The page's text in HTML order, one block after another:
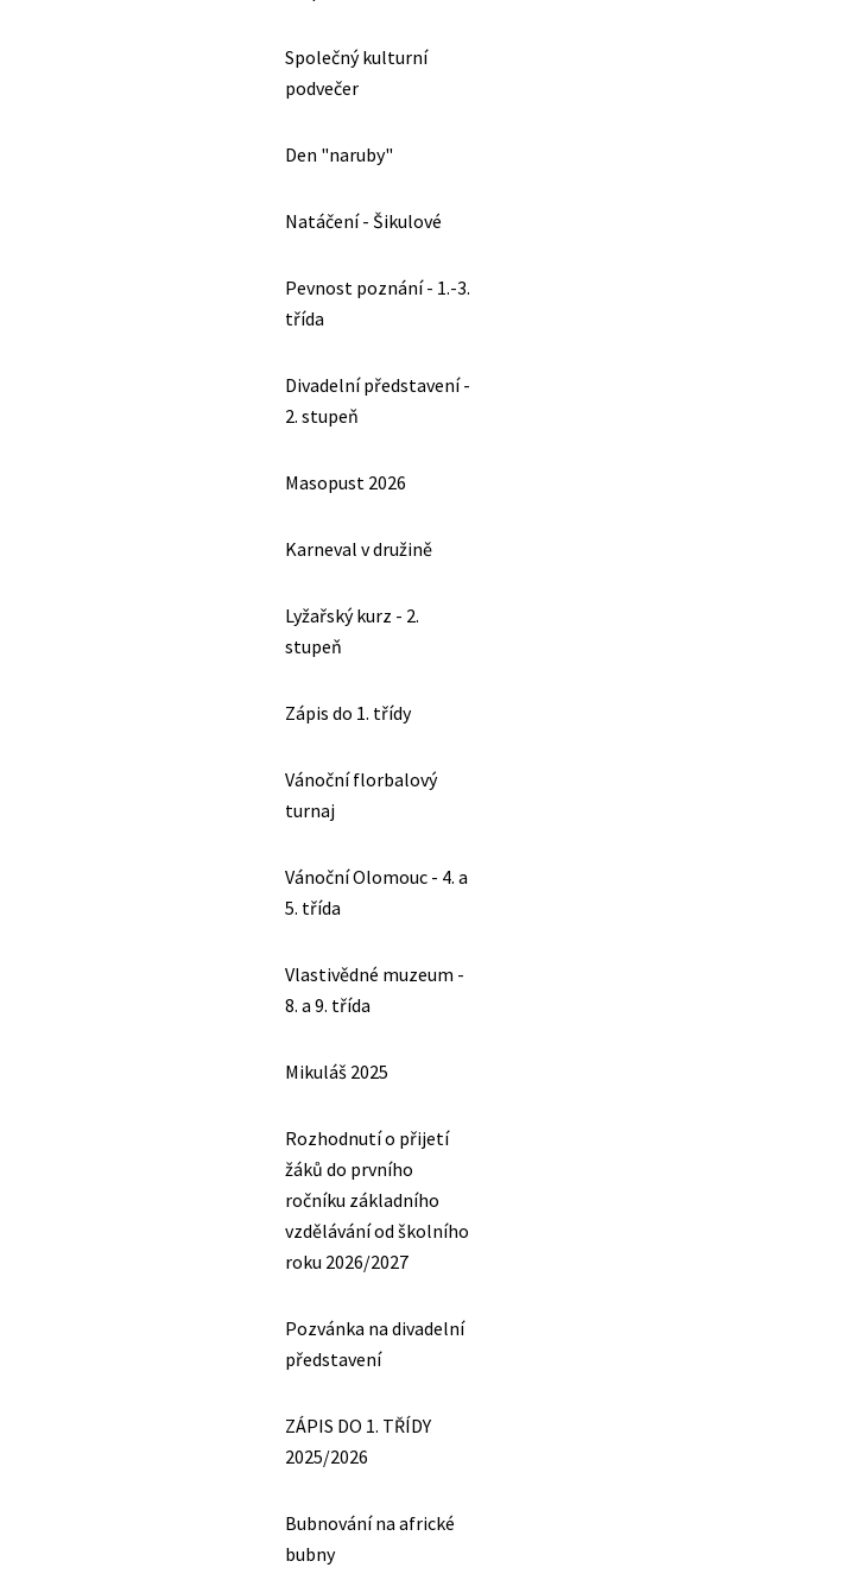
Společný kulturní
podvečer
Den "naruby"
Natáčení - Šikulové
Pevnost poznání - 1.-3.
třída
Divadelní představení -
2. stupeň
Masopust 2026
Karneval v družině
Lyžařský kurz - 2.
stupeň
Zápis do 1. třídy
Vánoční florbalový
turnaj
Vánoční Olomouc - 4. a
5. třída
Vlastivědné muzeum -
8. a 9. třída
Mikuláš 2025
Rozhodnutí o přijetí
žáků do prvního
ročníku základního
vzdělávání od školního
roku 2026/2027
Pozvánka na divadelní
představení
ZÁPIS DO 1. TŘÍDY
2025/2026
Bubnování na africké
bubny